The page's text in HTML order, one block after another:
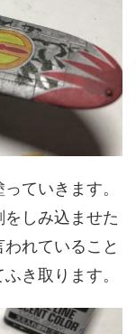
ていきます。
しみ込ませた
れていること
き取ります。